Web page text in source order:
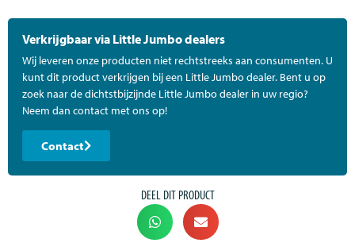
Verkrijgbaar via Little Jumbo dealers
Wij leveren onze producten niet rechtstreeks aan consumenten. U
kunt dit product verkrijgen bij een Little Jumbo dealer. Bent u op
zoek naar de dichtstbijzijnde Little Jumbo dealer in uw regio?
Neem dan contact met ons op!
Contact
DEEL DIT PRODUCT